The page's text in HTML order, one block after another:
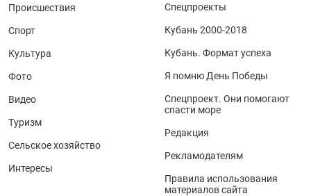
Происшествия
Спорт
Культура
Фото
Видео
Туризм
Сельское хозяйство
Интересы
Спецпроекты
Кубань 2000-2018
Кубань. Формат успеха
Я помню День Победы
Спецпроект. Они помогают
спасти море
Редакция
Рекламодателям
Правила использования
материалов сайта